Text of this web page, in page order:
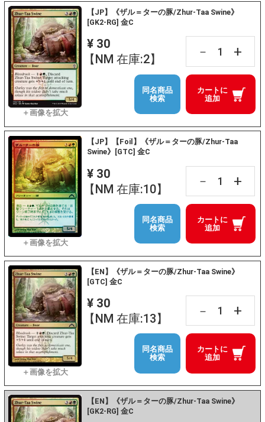
【JP】《ザル＝ターの豚/Zhur-Taa Swine》
[GK2-RG] 金C
¥ 30
【NM 在庫:2】
－ +
カートに
追加
同名商品
検索
【JP】【Foil】《ザル＝ターの豚/Zhur-Taa
Swine》[GTC] 金C
¥ 30
【NM 在庫:10】
－ +
カートに
追加
同名商品
検索
【EN】《ザル＝ターの豚/Zhur-Taa Swine》
[GTC] 金C
¥ 30
【NM 在庫:13】
－ +
カートに
追加
同名商品
検索
【EN】《ザル＝ターの豚/Zhur-Taa Swine》
[GK2-RG] 金C